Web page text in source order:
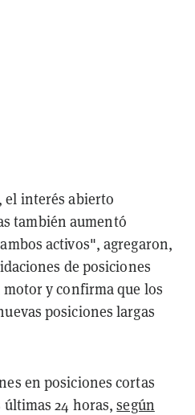
el interés abierto
también aumentó
activos", agregaron,
de posiciones
y confirma que los
posiciones largas
en posiciones cortas
últimas 24 horas,según